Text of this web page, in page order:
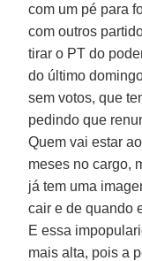
com um pé para
com outros
tirar o PT do
do último
sem votos, que
pedindo que
Quem vai estar
meses no cargo,
já tem uma
cair e de quando
E essa
mais alta, pois a